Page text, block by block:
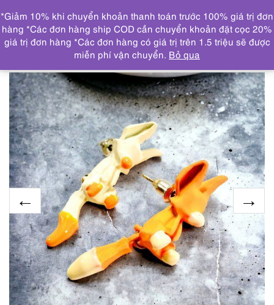
DANH MỤC
Trang chủ TRANG SỨC KHUYÊN TAI
2423-Bông tai
nữ-Fox earrings-Mới/chưa sử dụng
*Giảm 10% khi chuyển khoản thanh toán trước 100% giá trị đơn
hàng *Các đơn hàng ship COD cần chuyển khoản đặt cọc 20%
giá trị đơn hàng *Các đơn hàng có giá trị trên 1.5 triệu sẽ được
miễn phí vận chuyển. Bỏ qua